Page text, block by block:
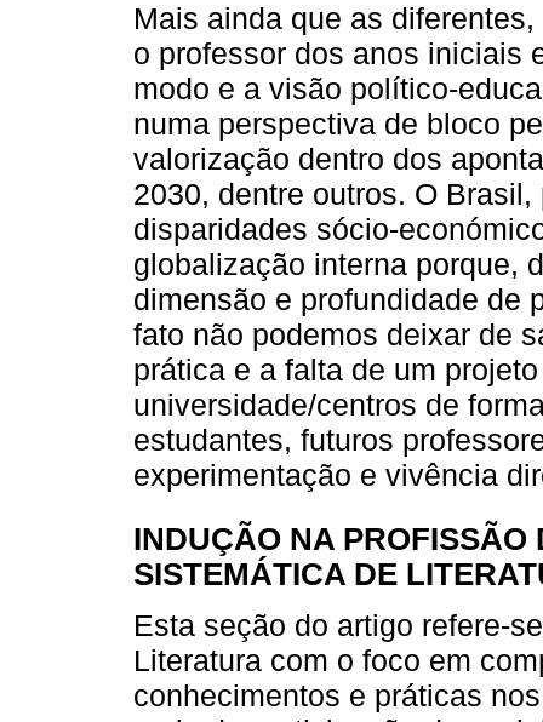
Mais ainda que as
o professor dos anos iniciais
modo e a visão político-
numa perspectiva de bloco
valorização dentro dos
2030, dentre outros. O
disparidades sócio-
globalização interna porque,
dimensão e profundidade de
fato não podemos deixar de
prática e a falta de um
universidade/centros de
estudantes, futuros
experimentação e vivência
INDUÇÃO NA
SISTEMÁTICA DE
Esta seção do artigo refere-
Literatura com o foco em
conhecimentos e práticas